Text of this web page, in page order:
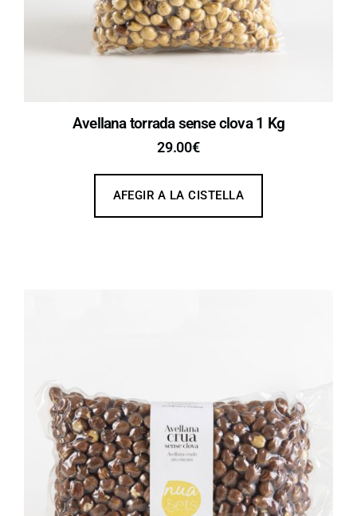
Avellana torrada sense clova 1 Kg
29.00€
AFEGIR A LA CISTELLA